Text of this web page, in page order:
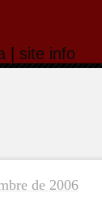
site info
de 2006